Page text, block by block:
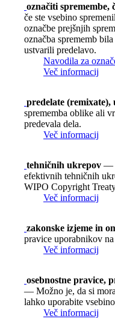
označiti spremembe,
če ste vsebino
označbe prejšnjih
označba sprememb
ustvarili predelavo.
Navodila za
Več informacij
predelate
sprememba oblike ali
predevala dela.
Več informacij
tehničnih ukrepov —
efektivnih tehničnih
WIPO Copyright
Več informacij
zakonske izjeme in
pravice uporabnikov
Več informacij
osebnostne pravice,
— Možno je, da si
lahko uporabite
Več informacij